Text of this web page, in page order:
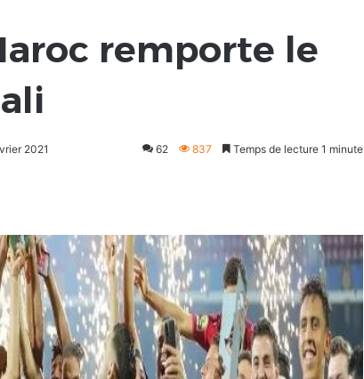
remporte le
2021 62 837 Temps de lecture 1 minute